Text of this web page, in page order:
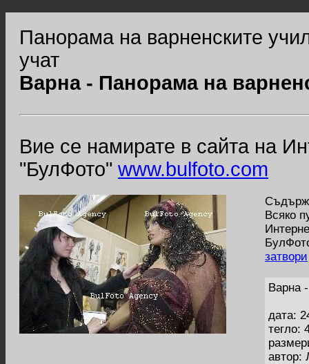
Панорама на варненските
учат
Варна - Панорама на
Вие се намирате в сайта на
"БулФото" www.bulfoto.com
Всяко
затвори
Варна
дата:
тегло:
автор: